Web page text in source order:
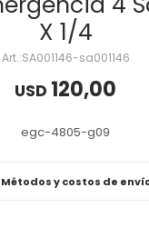
X 1/4
SA001146-sa001146
USD 120,00
egc-4805-g09
Métodos y costos de